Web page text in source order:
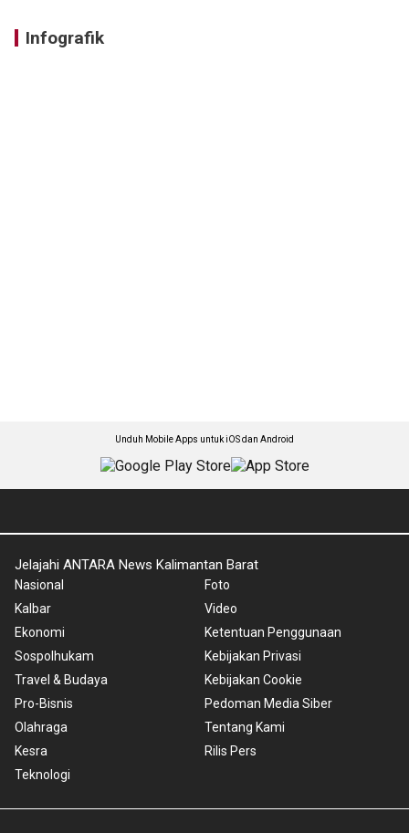
Infografik
Unduh Mobile Apps untuk iOS dan Android
Jelajahi ANTARA News Kalimantan Barat
Nasional
Kalbar
Ekonomi
Sospolhukam
Travel & Budaya
Pro-Bisnis
Olahraga
Kesra
Teknologi
Foto
Video
Ketentuan Penggunaan
Kebijakan Privasi
Kebijakan Cookie
Pedoman Media Siber
Tentang Kami
Rilis Pers